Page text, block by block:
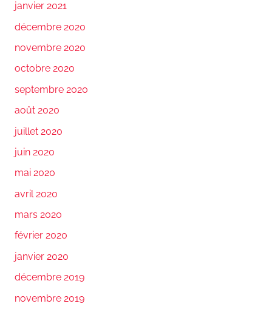
janvier 2021
décembre 2020
novembre 2020
octobre 2020
septembre 2020
août 2020
juillet 2020
juin 2020
mai 2020
avril 2020
mars 2020
février 2020
janvier 2020
décembre 2019
novembre 2019